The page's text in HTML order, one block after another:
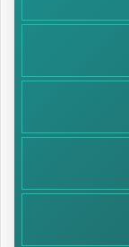
است که ۲۰ تا ۲۵ درصد آن از طریق کمک
به بیماران